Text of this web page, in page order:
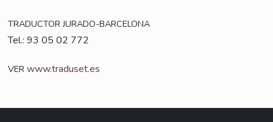
TRADUCTOR JURADO-BARCELONA
Tel.: 93 05 02 772
VER www.traduset.es